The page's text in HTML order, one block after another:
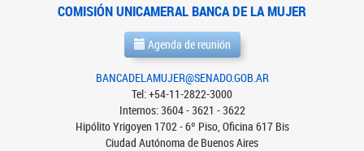
COMISIÓN UNICAMERAL BANCA DE LA MUJER
Agenda de reunión
BANCADELAMUJER@SENADO.GOB.AR
Tel: +54-11-2822-3000
Internos: 3604 - 3621 - 3622
Hipólito Yrigoyen 1702 - 6º Piso, Oficina 617 Bis
Ciudad Autónoma de Buenos Aires